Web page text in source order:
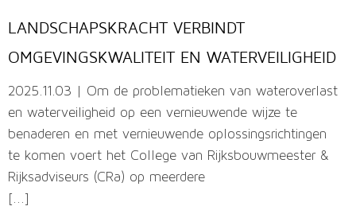
LANDSCHAPSKRACHT VERBINDT
OMGEVINGSKWALITEIT EN WATERVEILIGHEID
2025.11.03 | Om de problematieken van wateroverlast
en waterveiligheid op een vernieuwende wijze te
benaderen en met vernieuwende oplossingsrichtingen
te komen voert het College van Rijksbouwmeester &
Rijksadviseurs (CRa) op meerdere
[...]